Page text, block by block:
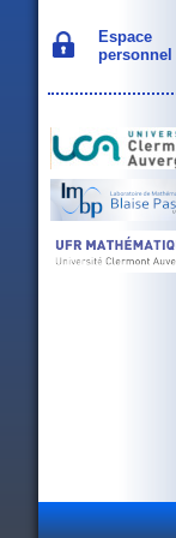
Espace
personnel